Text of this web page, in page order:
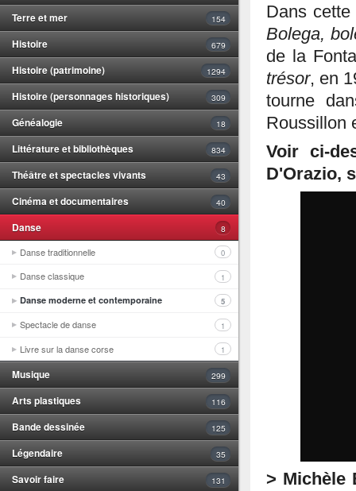
Terre et mer 154
Histoire 679
Histoire (patrimoine) 1294
Histoire (personnages historiques) 309
Généalogie 18
Littérature et bibliothèques 834
Théâtre et spectacles vivants 43
Cinéma et documentaires 40
Danse 8
Danse traditionnelle 0
Danse classique 1
Danse moderne et contemporaine 5
Spectacle de danse 1
Livre sur la danse corse 1
Musique 299
Arts plastiques 116
Bande dessinée 125
Légendaire 35
Savoir faire 131
Dans
Bolega,
de la
trésor, en
tourne
Roussillon
Voir ci-
D'Orazio,
> Michèle